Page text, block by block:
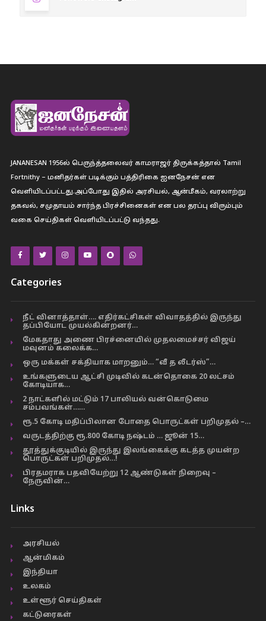
JANANESAN 1956ல் பெருந்த்தலைவர் காமராஜர் திருக்கத்தால் Tamil
Fortnithy – மனிதர்கள் படிக்கும் பத்திரிகை ஐனநேசன் என
வெளியிடப்பட்டது.அப்போது இதில் அரசியல், ஆன்மீகம், வரலாற்று
தகவல், சமுதாயம் சார்ந்த பிரச்சினைகள் என பல தரப்பு விரும்பும்
வகை செய்திகள் வெளியிடப்பட்டு வந்தது.
Categories
நீட் வினாத்தாள்…. எதிர்கட்சிகள் விவாதத்தில் இருந்து
தப்பியோட முயல்கின்றனர்…
மேகதாது அணை பிரச்னையில் முதலமைச்சர் விஜய்
மவுனம் கலைக்க…
ஒரு மக்கள் சக்தியாக மாறனும்… “வீ த லீடர்ஸ்”…
உங்களுடைய ஆட்சி முடிவில் கடன்தொகை 20 லட்சம்
கோடியாக…
2 நாட்களில் மட்டும் 17 பாலியல் வன்கொடுமை
சம்பவங்கள்……
ரூ.5 கோடி மதிப்பிலான போதை பொருட்கள் பறிமுதல் –…
வருடத்திற்கு ரூ.800 கோடி நஷ்டம் … ஜூன் 15…
தூத்துக்குடியில் இருந்து இலங்கைக்கு கடத்த முயன்ற
பொருட்கள் பறிமுதல்…!
பிரதமராக பதவியேற்று 12 ஆண்டுகள் நிறைவு –
நேருவின்…
Links
அரசியல்
ஆன்மிகம்
இந்தியா
உலகம்
உள்ளூர் செய்திகள்
கட்டுரைகள்